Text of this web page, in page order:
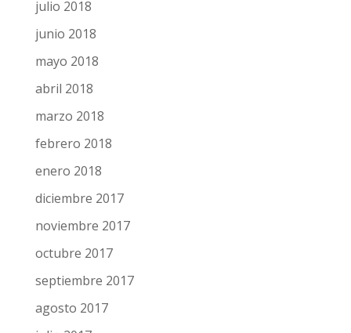
diciembre 2018
noviembre 2018
octubre 2018
septiembre 2018
agosto 2018
julio 2018
junio 2018
mayo 2018
abril 2018
marzo 2018
febrero 2018
enero 2018